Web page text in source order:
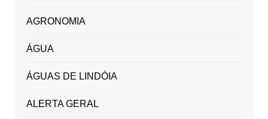
AGRONOMIA
ÁGUA
ÁGUAS DE LINDÓIA
ALERTA GERAL